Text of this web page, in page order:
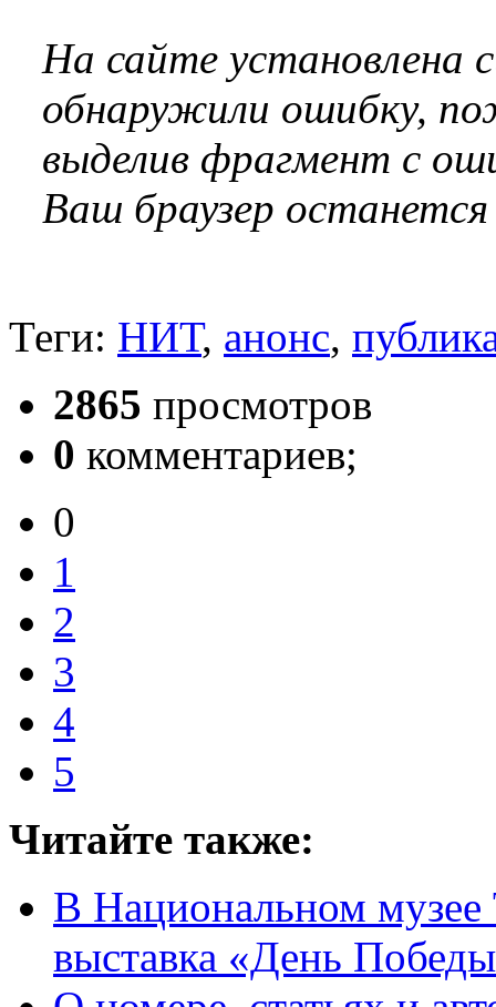
На сайте установлена
обнаружили ошибку,
выделив фрагмент с
Ваш браузер
Теги: НИТ, анонс,
2865 просмотров
0 комментариев;
0
1
2
3
4
5
Читайте также:
В Национальном музее
выставка «День